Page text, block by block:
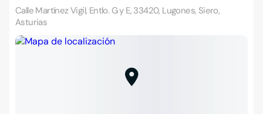
Calle Martínez Vigil, Entlo. G y E, 33420, Lugones, Siero,
Asturias